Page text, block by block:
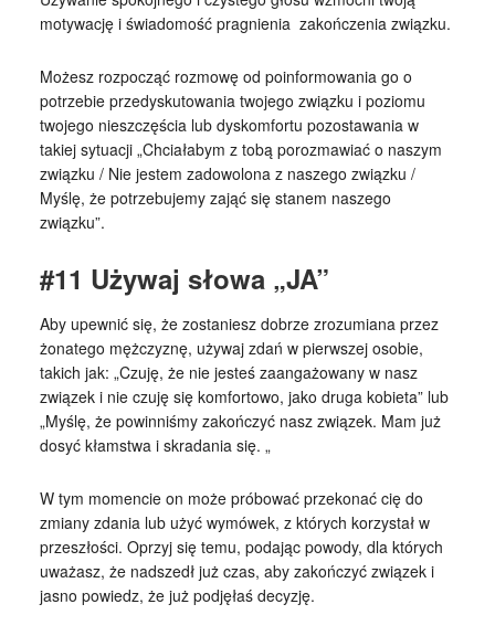
motywację i świadomość pragnienia zakończenia związku.
Możesz rozpocząć rozmowę od poinformowania go o
potrzebie przedyskutowania twojego związku i poziomu
twojego nieszczęścia lub dyskomfortu pozostawania w
takiej sytuacji „Chciałabym z tobą porozmawiać o naszym
związku / Nie jestem zadowolona z naszego związku /
Myślę, że potrzebujemy zająć się stanem naszego
związku”.
#11 Używaj słowa „JA”
Aby upewnić się, że zostaniesz dobrze zrozumiana przez
żonatego mężczyznę, używaj zdań w pierwszej osobie,
takich jak: „Czuję, że nie jesteś zaangażowany w nasz
związek i nie czuję się komfortowo, jako druga kobieta” lub
„Myślę, że powinniśmy zakończyć nasz związek. Mam już
dosyć kłamstwa i skradania się. „
W tym momencie on może próbować przekonać cię do
zmiany zdania lub użyć wymówek, z których korzystał w
przeszłości. Oprzyj się temu, podając powody, dla których
uważasz, że nadszedł już czas, aby zakończyć związek i
jasno powiedz, że już podjęłaś decyzję.